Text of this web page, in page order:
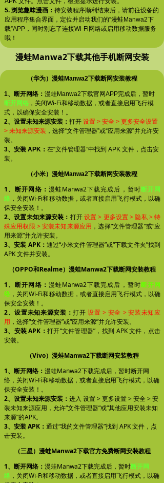
5. 浏览趣味漫画： 待安装程序顺利结束后，请前往设备的
应用程序集合界面，定位并启动我们的“漫蛙Manwa2下
载”APP，同时别忘了连接Wi-Fi网络或启用移动数据服务
哦！
漫蛙Manwa2下载其他手机断网安装
（华为）漫蛙Manwa2下载断网安装教程
1、断开网络： 漫蛙Manwa2下载官网APP完成后，暂时
断开网络 ，关闭Wi-Fi和移动数据，或者直接启用飞行模
式，以确保安全安装！。
2、设置未知来源安装： 打开 设置 > 安全 > 更多安全设置
> 未知来源安装 ，选择“文件管理器”或“应用来源”并允许安
装。
3、安装 APK： 在“文件管理器”中找到 APK 文件，点击安
装。
（小米）漫蛙Manwa2下载断网安装教程
1、断开网络： 漫蛙Manwa2下载完成后，暂时断开网
络 ，关闭Wi-Fi和移动数据，或者直接启用飞行模式，以确
保安全安装！。
2、设置未知来源安装： 打开设置 > 更多设置 > 隐私 > 特
殊应用权限 > 安装未知来源应用 ，选择“文件管理器”或“应
用来源”并允许安装。
3、安装 APK： 通过“小米文件管理器”或“下载文件夹”找到
APK 文件并安装。
（OPPO和Realme）漫蛙Manwa2下载断网安装教程
1、断开网络： 漫蛙Manwa2下载完成后，暂时断开网
络 ，关闭Wi-Fi和移动数据，或者直接启用飞行模式，以确
保安全安装！。
2、设置未知来源安装：打开设置 > 安全 > 安装未知应
用 ，选择“文件管理器”或“应用来源”并允许安装。
3、安装 APK： 打开“文件管理器”，找到 APK 文件，点击
安装。
（Vivo）漫蛙Manwa2下载断网安装教程
1、断开网络： 漫蛙Manwa2下载完成后，暂时断开网
络，关闭Wi-Fi和移动数据，或者直接启用飞行模式，以确
保安全安装！。
2、设置未知来源安装： 进入 设置 > 更多设置 > 安全 > 安
装未知来源应用，允许“文件管理器”或“其他应用安装未知
来源”的APK。
3、安装 APK： 通过“我的文件管理器”找到 APK 文件，点
击安装。
（三星）漫蛙Manwa2下载官方免费断网安装教程
1、断开网络： 漫蛙Manwa2下载完成后，暂时断开网
络 ，关闭Wi-Fi和移动数据，或者直接启用飞行模式，以确